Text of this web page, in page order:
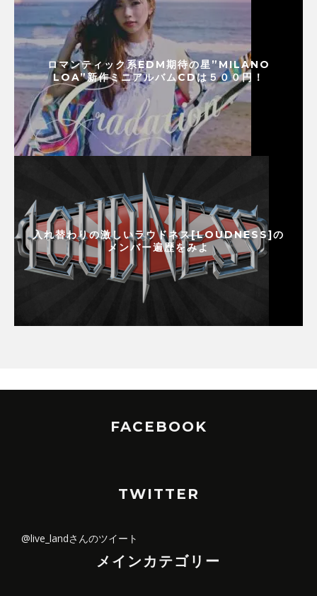
ロマンティック系EDM期待の星”MILANO
LOA”新作ミニアルバムCDは５００円！
入れ替わりの激しいラウドネス[LOUDNESS]の
メンバー遍歴をみよ
FACEBOOK
TWITTER
@live_landさんのツイート
メインカテゴリー